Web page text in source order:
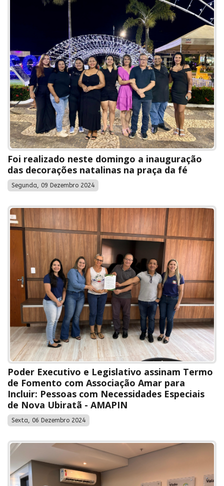
Foi realizado neste domingo a inauguração
das decorações natalinas na praça da fé
Segunda, 09 Dezembro 2024
Poder Executivo e Legislativo assinam Termo
de Fomento com Associação Amar para
Incluir: Pessoas com Necessidades Especiais
de Nova Ubiratã - AMAPIN
Sexta, 06 Dezembro 2024